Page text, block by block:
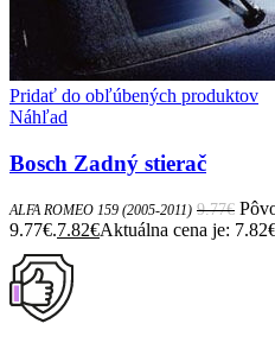
Pridať do obľúbených produktov
Náhľad
Bosch Zadný stierač
ALFA ROMEO 159 (2005-2011) 9.77€
9.77€.7.82€Aktuálna cena je: